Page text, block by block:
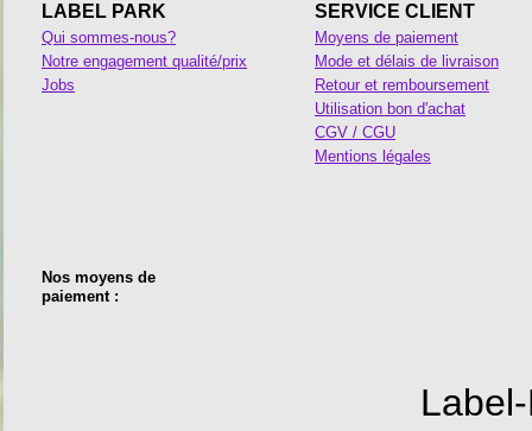
LABEL PARK
Qui sommes-nous?
Notre engagement qualité/prix
Jobs
SERVICE CLIENT
Moyens de paiement
Mode et délais de livraison
Retour et remboursement
Utilisation bon d'achat
CGV / CGU
Mentions légales
Nos moyens de
paiement :